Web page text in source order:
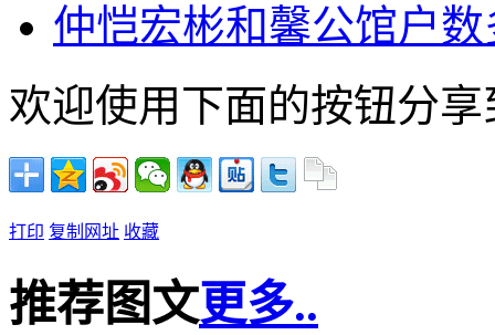
仲恺宏彬和馨公馆户
欢迎使用下面的按钮分
打印 复制网址 收藏
推荐图文更多..